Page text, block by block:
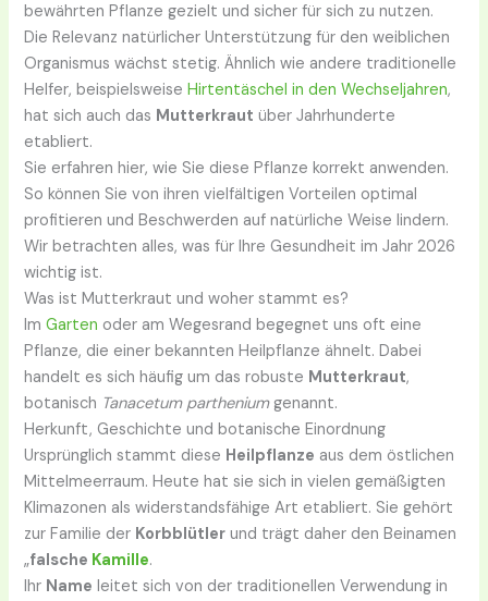
bewährten Pflanze gezielt und sicher für sich zu nutzen.
Die Relevanz natürlicher Unterstützung für den weiblichen
Organismus wächst stetig. Ähnlich wie andere traditionelle
Helfer, beispielsweiseHirtentäschel in den Wechseljahren,
hat sich auch das Mutterkraut über Jahrhunderte
etabliert.
Sie erfahren hier, wie Sie diese Pflanze korrekt anwenden.
So können Sie von ihren vielfältigen Vorteilen optimal
profitieren und Beschwerden auf natürliche Weise lindern.
Wir betrachten alles, was für Ihre Gesundheit im Jahr 2026
wichtig ist.
Was ist Mutterkraut und woher stammt es?
ImGarten oder am Wegesrand begegnet uns oft eine
Pflanze, die einer bekannten Heilpflanze ähnelt. Dabei
handelt es sich häufig um das robuste Mutterkraut,
botanisch Tanacetum partheniumgenannt.
Herkunft, Geschichte und botanische Einordnung
Ursprünglich stammt diese Heilpflanze aus dem östlichen
Mittelmeerraum. Heute hat sie sich in vielen gemäßigten
Klimazonen als widerstandsfähige Art etabliert. Sie gehört
zur Familie der Korbblütler und trägt daher den Beinamen
„falsche Kamille.
Ihr Name leitet sich von der traditionellen Verwendung in